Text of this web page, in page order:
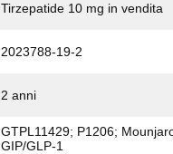
Tirzepatide 10 mg in vendita
2023788-19-2
2 anni
GTPL11429; P1206;
GIP/GLP-1